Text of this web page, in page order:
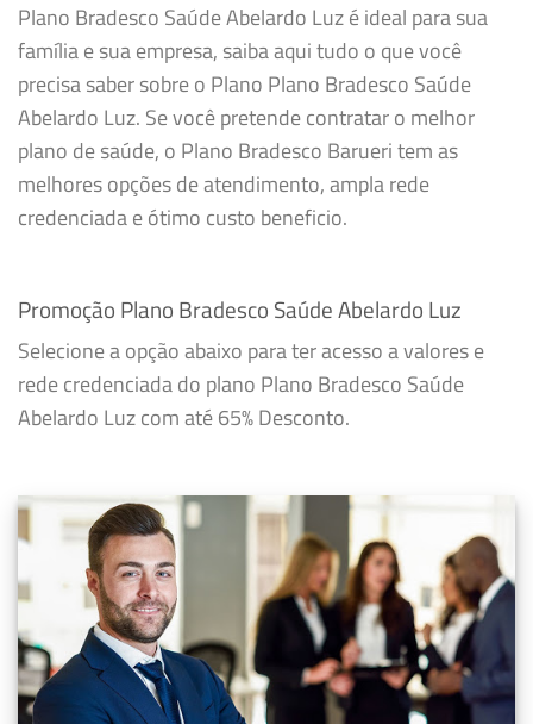
Plano Bradesco Saúde Abelardo Luz é ideal para sua
família e sua empresa, saiba aqui tudo o que você
precisa saber sobre o Plano Plano Bradesco Saúde
Abelardo Luz. Se você pretende contratar o melhor
plano de saúde, o Plano Bradesco Barueri tem as
melhores opções de atendimento, ampla rede
credenciada e ótimo custo beneficio.
Promoção Plano Bradesco Saúde Abelardo Luz
Selecione a opção abaixo para ter acesso a valores e
rede credenciada do plano Plano Bradesco Saúde
Abelardo Luz com até 65% Desconto.